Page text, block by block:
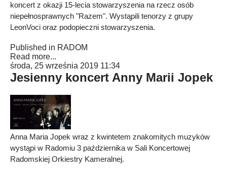
koncert z okazji 15-lecia stowarzyszenia na rzecz osób
niepełnosprawnych "Razem". Wystąpili tenorzy z grupy
LeonVoci oraz podopieczni stowarzyszenia.
Published in RADOM
Read more...
środa, 25 września 2019 11:34
Jesienny koncert Anny Marii Jopek
Anna Maria Jopek wraz z kwintetem znakomitych muzyków
wystąpi w Radomiu 3 października w Sali Koncertowej
Radomskiej Orkiestry Kameralnej.